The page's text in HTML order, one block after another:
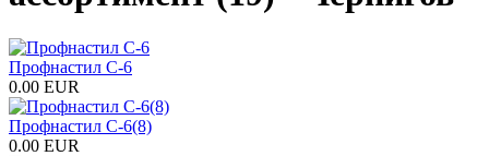
Профнастил С-6
0.00 EUR
Профнастил С-6(8)
0.00 EUR